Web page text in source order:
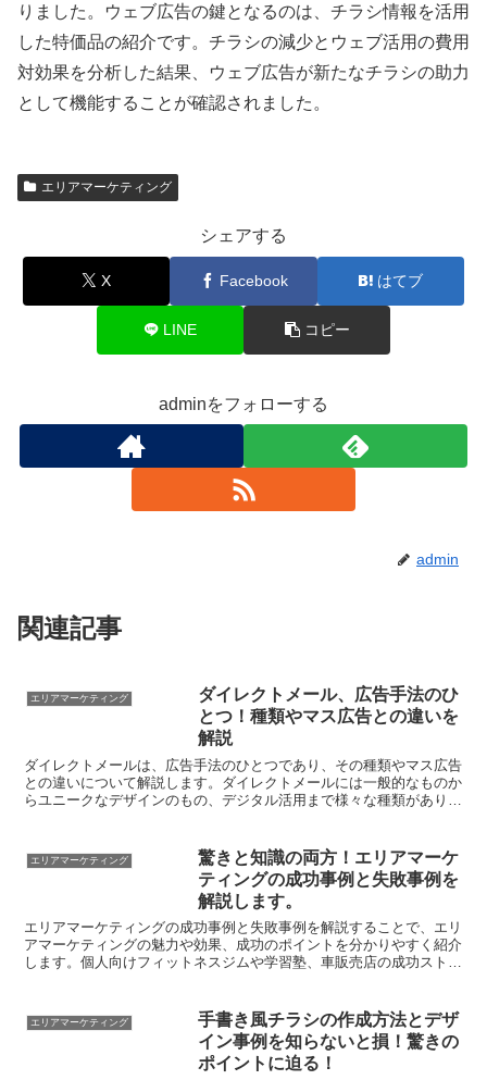
りました。ウェブ広告の鍵となるのは、チラシ情報を活用
した特価品の紹介です。チラシの減少とウェブ活用の費用
対効果を分析した結果、ウェブ広告が新たなチラシの助力
として機能することが確認されました。
エリアマーケティング
シェアする
X Facebook はてブ
LINE コピー
adminをフォローする
admin
関連記事
エリアマーケティング
ダイレクトメール、広告手法のひ
とつ！種類やマス広告との違いを
解説
ダイレクトメールは、広告手法のひとつであり、その種類やマス広告
との違いについて解説します。ダイレクトメールには一般的なものか
らユニークなデザインのもの、デジタル活用まで様々な種類がありま
エリアマーケティング
驚きと知識の両方！エリアマーケ
ティングの成功事例と失敗事例を
解説します。
エリアマーケティングの成功事例と失敗事例を解説することで、エリ
アマーケティングの魅力や効果、成功のポイントを分かりやすく紹介
します。個人向けフィットネスジムや学習塾、車販売店の成功ストー
エリアマーケティング
手書き風チラシの作成方法とデザ
イン事例を知らないと損！驚きの
ポイントに迫る！